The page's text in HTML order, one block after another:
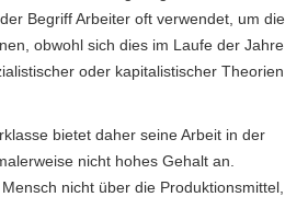
Begriff Arbeiter oft verwendet, um die
obwohl sich dies im Laufe der Jahre
oder kapitalistischer Theorien
bietet daher seine Arbeit in der
nicht hohes Gehalt an.
nicht über die Produktionsmittel,